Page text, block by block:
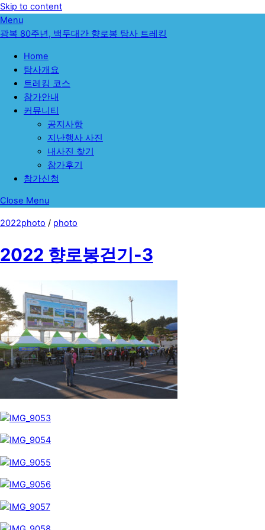
Skip to content
Menu
광복 80주년, 백두대간 향로봉 탐사 트레킹
Home
탐사개요
트레킹 코스
참가안내
커뮤니티
공지사항
지난행사 사진
내사진 찾기
참가후기
참가신청
Close Menu
2022photo / photo
2022 향로봉걷기-3